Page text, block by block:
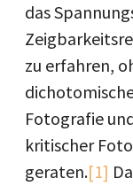
das
zu erfahren,
Fotografie
kritischer
geraten.[1]